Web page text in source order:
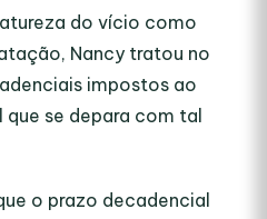
do vício como
Nancy tratou no
impostos ao
se depara com tal
o prazo decadencial